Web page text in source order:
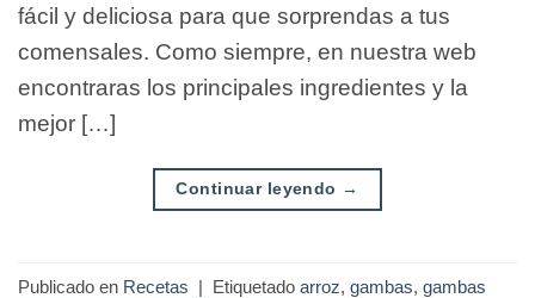
fácil y deliciosa para que sorprendas a tus
comensales. Como siempre, en nuestra web
encontraras los principales ingredientes y la
mejor […]
Continuar leyendo →
Publicado en Recetas | Etiquetado arroz, gambas, gambas